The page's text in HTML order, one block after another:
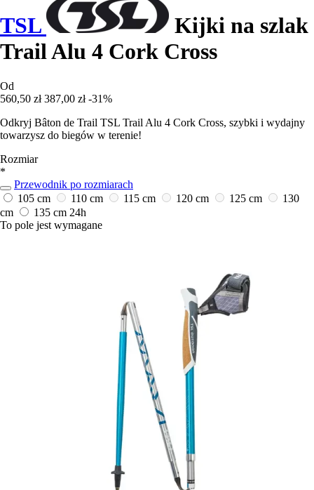
TSL
Kijki na szlak
Trail Alu 4 Cork Cross
Od
560,50 zł 387,00 zł -31%
Odkryj Bâton de Trail TSL Trail Alu 4 Cork Cross, szybki i wydajny
towarzysz do biegów w terenie!
Rozmiar
*
Przewodnik po rozmiarach
105 cm
110 cm 115 cm 120 cm 125 cm
130
cm
135 cm 24h
To pole jest wymagane